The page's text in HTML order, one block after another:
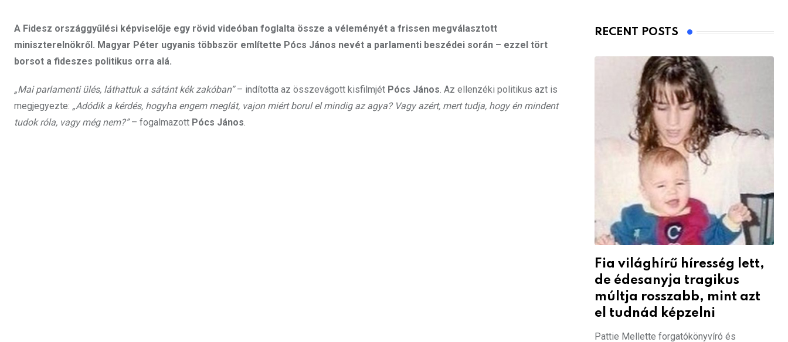
A Fidesz országgyűlési képviselője egy rövid videóban foglalta össze a véleményét a frissen megválasztott
miniszterelnökről. Magyar Péter ugyanis többször említette Pócs János nevét a parlamenti beszédei során – ezzel tört
borsot a fideszes politikus orra alá.
„Mai parlamenti ülés, láthattuk a sátánt kék zakóban”– indította az összevágott kisfilmjét Pócs János . Az ellenzéki politikus azt is
megjegyezte: „Adódik a kérdés, hogyha engem meglát, vajon miért borul el mindig az agya? Vagy azért, mert tudja, hogy én mindent
tudok róla, vagy még nem?”– fogalmazott Pócs János
RECENT POSTS
Fia világhírű híresség lett,
de édesanyja tragikus
múltja rosszabb, mint azt
el tudnád képzelni
Pattie Mellette forgatókönyvíró és